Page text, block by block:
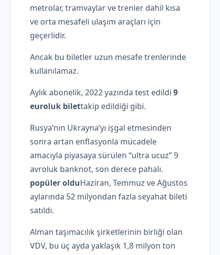
metrolar, tramvaylar ve trenler dahil kısa
ve orta mesafeli ulaşım araçları için
geçerlidir.
Ancak bu biletler uzun mesafe trenlerinde
kullanılamaz.
Aylık abonelik, 2022 yazında test edildi 9
euroluk bilettakip edildiği gibi.
Rusya’nın Ukrayna’yı işgal etmesinden
sonra artan enflasyonla mücadele
amacıyla piyasaya sürülen “ultra ucuz” 9
avroluk banknot, son derece pahalı.
popüler olduHaziran, Temmuz ve Ağustos
aylarında 52 milyondan fazla seyahat bileti
satıldı.
Alman taşımacılık şirketlerinin birliği olan
VDV, bu üç ayda yaklaşık 1,8 milyon ton